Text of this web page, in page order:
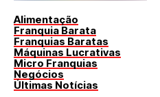
Alimentação
Franquia Barata
Franquias Baratas
Máquinas Lucrativas
Micro Franquias
Negócios
Últimas Notícias